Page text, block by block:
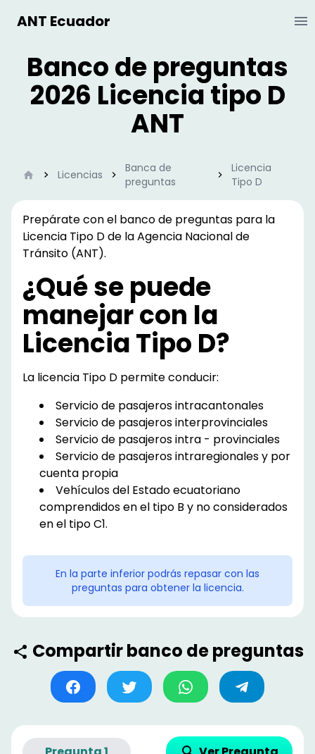
ANT Ecuador
Banco de preguntas
2026 Licencia tipo D
ANT
InicioLicencias
Banca de
preguntas
Licencia
Tipo D
Prepárate con el banco de preguntas para la
Licencia Tipo Dde la Agencia Nacional de
Tránsito (ANT).
¿Qué se puede
manejar con la
Licencia Tipo D?
La licencia Tipo D permite conducir:
Servicio de pasajeros intracantonales
Servicio de pasajeros interprovinciales
Servicio de pasajeros intra - provinciales
Servicio de pasajeros intraregionales y por
cuenta propia
Vehículos del Estado ecuatoriano
comprendidos en el tipo B y no considerados
en el tipo C1.
En la parte inferior podrás repasar con las
preguntas para obtener la licencia.
Compartir banco de preguntas